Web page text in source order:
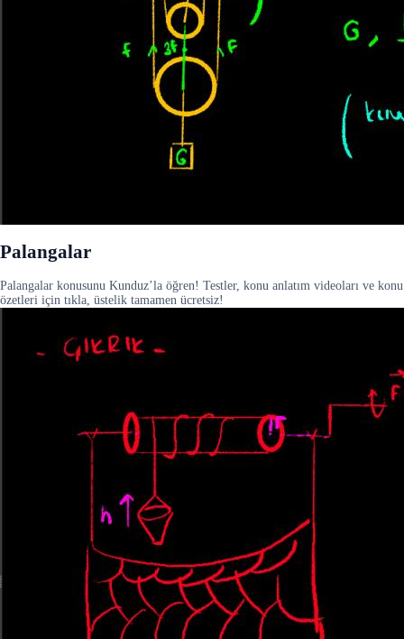
Palangalar
Palangalar konusunu Kunduz’la öğren! Testler, konu anlatım videoları ve konu
özetleri için tıkla, üstelik tamamen ücretsiz!